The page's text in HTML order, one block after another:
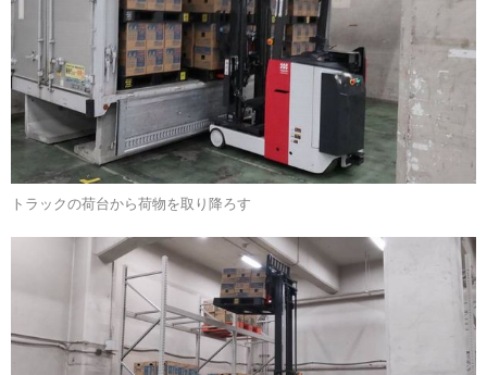
トラックの荷台から荷物を取り降ろす